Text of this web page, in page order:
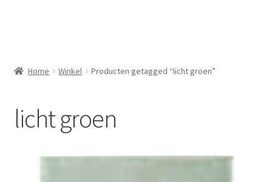
Mozaïekvellen
Contact
Home Winkel Producten getagged “licht groen”
licht groen